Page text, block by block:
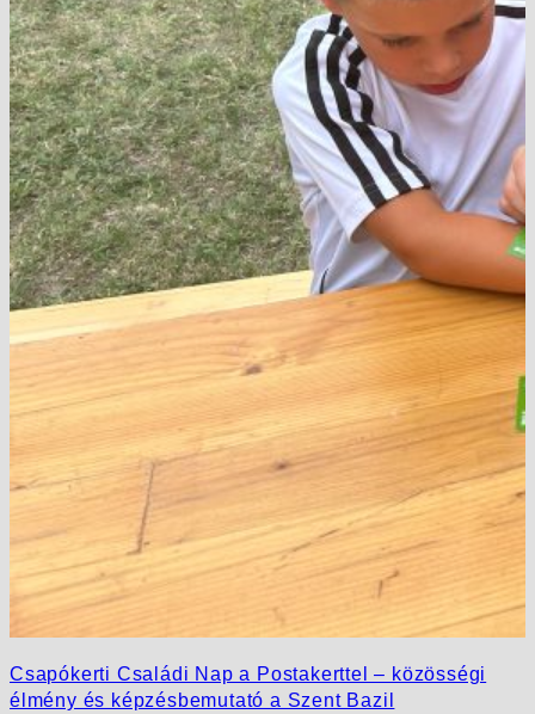
Csapókerti Családi Nap a Postakerttel – közösségi
élmény és képzésbemutató a Szent Bazil